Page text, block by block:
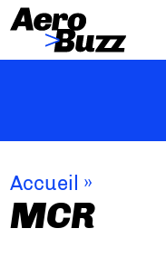
Accueil »
MCR